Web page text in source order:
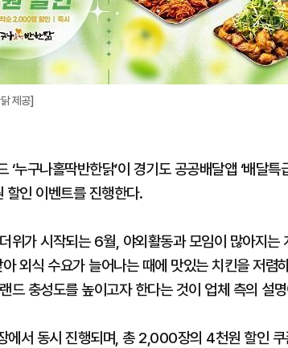
제공]
‘누구나홀딱반한닭’이 경기도 공공배달앱 ‘배달
인 이벤트를 진행한다.
위가 시작되는 6월, 야외활동과 모임이 많아지는
외식 수요가 늘어나는 때에 맛있는 치킨을 저렴
드 충성도를 높이고자 한다는 것이 업체 측의 설
에서 동시 진행되며, 총 2,000장의 4천원 할인 쿠